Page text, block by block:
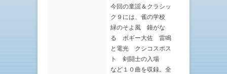
今回の童謡＆クラシッ
ク９には、雀の学校
緑のそよ風 鐘がな
る ボギー大佐 雷鳴
と電光 クシコスポス
ト 剣闘士の入場
など１０曲を収録。全